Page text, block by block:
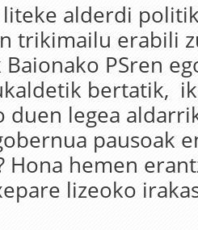
alderdi
trikimailu erabili
PSren
bertatik,
duen legea
pausoak
Hona hemen
lizeoko